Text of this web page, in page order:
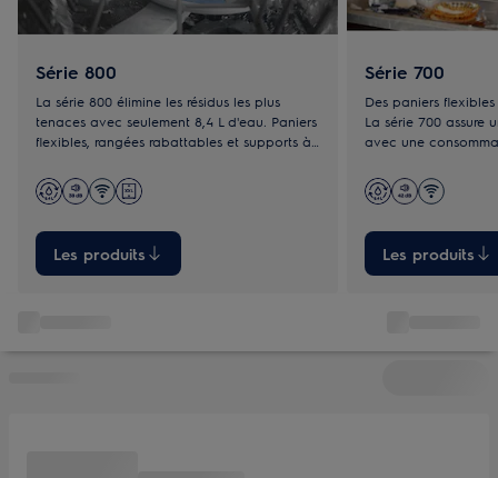
Série 800
La série 800 élimine les résidus les plus
tenaces avec seulement 8,4 L d'eau. Paniers
flexibles, rangées rabattables et supports à
optimisé.
Les produits
Série 700
Des paniers
La série 700 assure
avec une
dotés de sections
à la taille et à la
Les produits